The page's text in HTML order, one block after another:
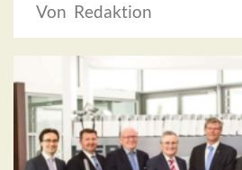
Von Redaktion